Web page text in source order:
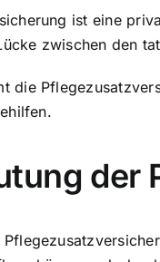
ist eine
zwischen den
die
der